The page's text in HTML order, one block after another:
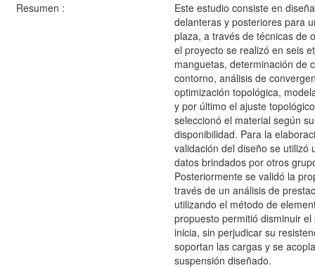
Resumen :
Este estudio consiste en
delanteras y posteriores para
plaza, a través de técnicas de
el proyecto se realizó en seis
manguetas, determinación de
contorno, análisis de
optimización topológica,
y por último el ajuste
seleccionó el material según
disponibilidad. Para la
validación del diseño se utilizó
datos brindados por otros
Posteriormente se validó la
través de un análisis de
utilizando el método de
propuesto permitió disminuir
inicia, sin perjudicar su
soportan las cargas y se
suspensión diseñado.